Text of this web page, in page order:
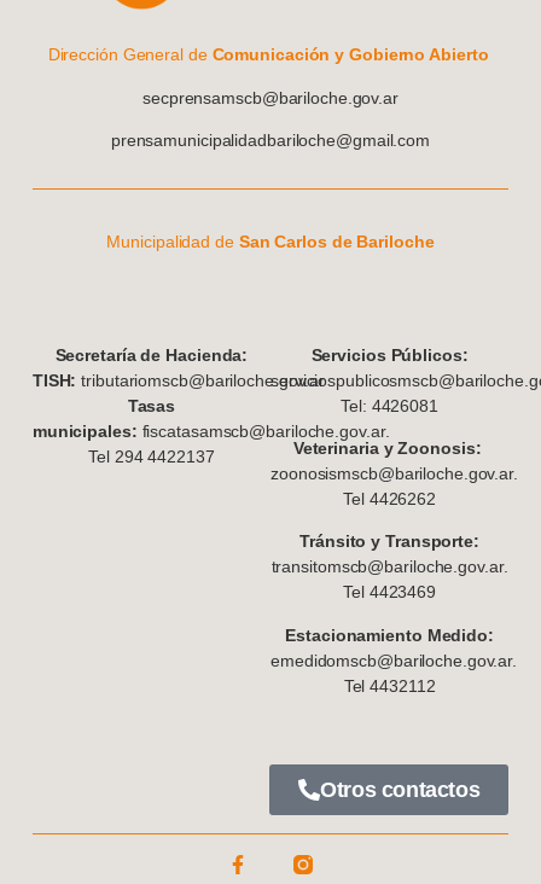
Dirección General de Comunicación y Gobierno Abierto
secprensamscb@bariloche.gov.ar
prensamunicipalidadbariloche@gmail.com
Municipalidad deSan Carlos de Bariloche
Secretaría de Hacienda:
TISH: tributariomscb@bariloche.gov.ar
Tasas
municipales: fiscatasamscb@bariloche.gov.ar.
Tel 294 4422137
Servicios Públicos:
Tel: 4426081
Veterinaria y Zoonosis:
zoonosismscb@bariloche.gov.ar.
Tel 4426262
Tránsito y Transporte:
transitomscb@bariloche.gov.ar.
Tel 4423469
Estacionamiento Medido:
emedidomscb@bariloche.gov.ar.
Tel 4432112
Otros contactos